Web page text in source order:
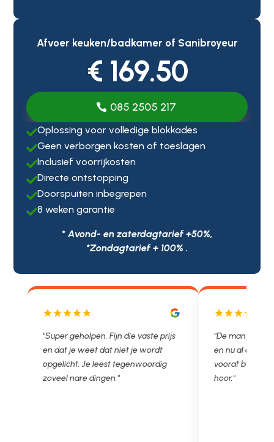
Afvoer keuken/badkamer of Sanibroyeur
€ 169.50
085 2505 217
Oplossing voor volledige blokkades
Geen verborgen kosten of toeslagen
Inclusief voorrijkosten
Directe ontstopping
Doorspuiten inbegrepen
8 weken garantie
* Avond- en zaterdagtarief +50%,
*Zondagtarief + 100% .
"De man rijden net weg. 11.00 gebeld
en nu al opgelost voor een vast en
vooraf besproken tarief. Lekker
hoor."
"Wat een
met een
je niet zo